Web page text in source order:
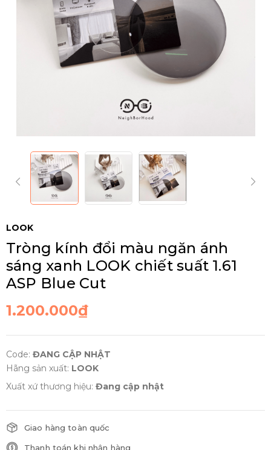
LOOK
Tròng kính đổi màu ngăn ánh
sáng xanh LOOK chiết suất 1.61
ASP Blue Cut
1.200.000₫
Code: ĐANG CẬP NHẬT
Hãng sản xuất: LOOK
Xuất xứ thương hiệu: Đang cập nhật
Giao hàng toàn quốc
Thanh toán khi nhận hàng